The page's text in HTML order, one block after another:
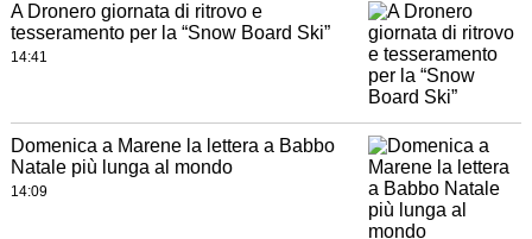
A Dronero giornata di ritrovo e
tesseramento per la “Snow Board Ski”
14:41
Domenica a Marene la lettera a Babbo
Natale più lunga al mondo
14:09